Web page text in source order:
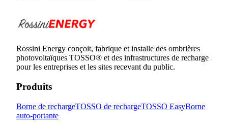
Rossini Energy conçoit, fabrique et installe des ombrières
photovoltaïques TOSSO® et des infrastructures de recharge
pour les entreprises et les sites recevant du public.
Produits
Borne de rechargeTOSSO de rechargeTOSSO EasyBorne
auto-portante